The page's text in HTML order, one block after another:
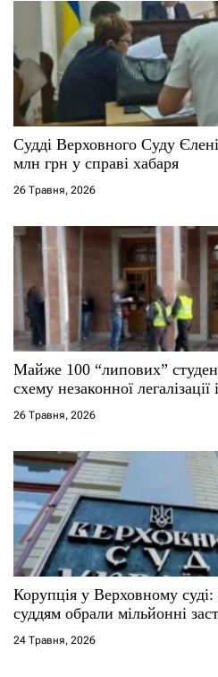
п
и
с
і
в
Судді Верховного Суду
млн грн у справі хабаря
26 Травня, 2026
Майже 100 “липових”
схему незаконної легалізації
26 Травня, 2026
Корупція у Верховному
суддям обрали мільйонні
24 Травня, 2026